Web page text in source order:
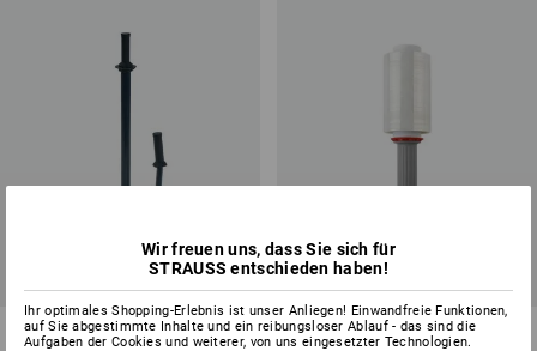
Stretchfolien-Abroller Profi Stretch-Folien-Handabroller
Wir freuen uns, dass Sie sich für
STRAUSS entschieden haben!
Ihr optimales Shopping-Erlebnis ist unser Anliegen! Einwandfreie Funktionen,
auf Sie abgestimmte Inhalte und ein reibungsloser Ablauf - das sind die
Aufgaben der Cookies und weiterer, von uns eingesetzter Technologien.